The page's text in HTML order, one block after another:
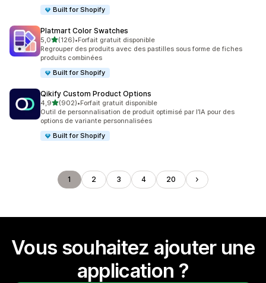
Built for Shopify
Platmart Color Swatches
5,0étoile(s) sur 5
(126)
126 avis au total
•Forfait gratuit disponible
Regrouper des produits avec des pastilles sous forme de fiches
produits combinées
Built for Shopify
Qikify Custom Product Options
4,9étoile(s) sur 5
(902)
902 avis au total
•Forfait gratuit disponible
Outil de personnalisation de produit optimisé par l’IA pour des
options de variante personnalisées
Built for Shopify
1 2 3 4 20
Vous souhaitez ajouter une
application ?